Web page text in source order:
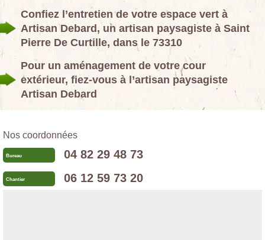
Confiez l’entretien de votre espace vert à
Artisan Debard, un artisan paysagiste à Saint
Pierre De Curtille, dans le 73310
Pour un aménagement de votre cour
extérieur, fiez-vous à l’artisan paysagiste
Artisan Debard
Nos coordonnées
Bureau 04 82 29 48 73
Chantier 06 12 59 73 20